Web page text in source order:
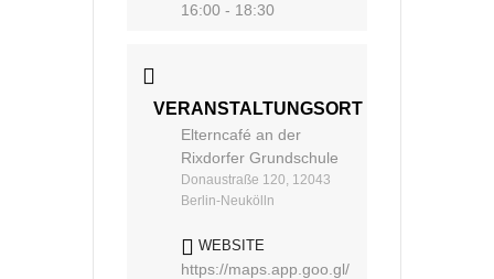
16:00 - 18:30
VERANSTALTUNGSORT
Elterncafé an der
Rixdorfer Grundschule
Donaustraße 120, 12043
Berlin-Neukölln
WEBSITE
https://maps.app.goo.gl/